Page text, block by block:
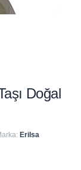
Doğal
Erilsa